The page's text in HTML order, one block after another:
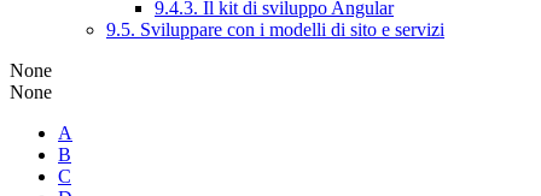
9.4.3. Il kit di sviluppo Angular
9.5. Sviluppare con i modelli di sito e servizi
None
None
A
B
C